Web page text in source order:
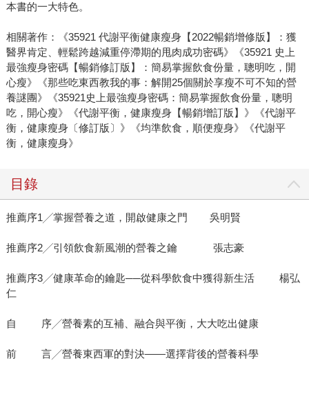
本書的一大特色。
相關著作：《35921 代謝平衡健康瘦身【2022暢銷增修版】：獲
醫界肯定、輕鬆跨越減重停滯期的甩肉成功密碼》《35921 史上
最強瘦身密碼【暢銷修訂版】：簡易掌握飲食份量，聰明吃，開
心瘦》《那些吃東西教我的事：解開25個關於享瘦不可不知的營
養謎團》《35921史上最強瘦身密碼：簡易掌握飲食份量，聰明
吃，開心瘦》《代謝平衡，健康瘦身【暢銷增訂版】》《代謝平
衡，健康瘦身〔修訂版〕》《均準飲食，順便瘦身》《代謝平
衡，健康瘦身》
目錄
推薦序1╱掌握營養之道，開啟健康之門 吳明賢
推薦序2╱引領飲食新風潮的營養之鑰 張志豪
推薦序3╱健康革命的鑰匙──從科學飲食中獲得新生活 楊弘
仁
自 序╱營養素的互補、融合與平衡，大大吃出健康
前 言╱營養東西軍的對決——選擇背後的營養科學